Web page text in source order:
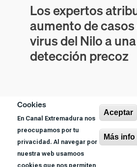
Cookies
En Canal Extremadura nos
preocupamos por tu
privacidad. Al navegar por
nuestra web usamoos
cookies que nos permiten
Aceptar
Más info
Los expertos
aumento de
virus del Nilo a
detección precoz
@